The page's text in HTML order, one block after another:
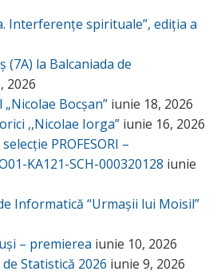
Interferențe spirituale”, ediția a
la Balcaniada de
2026
Bocșan” iunie 18, 2026
,,Nicolae Iorga” iunie 16, 2026
PROFESORI –
KA121-SCH-000320128 iunie
Informatică “Urmașii lui Moisil”
– premierea iunie 10, 2026
Statistică 2026 iunie 9, 2026